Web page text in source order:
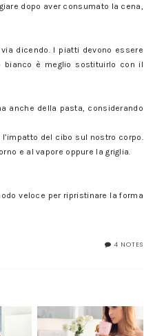
dopo aver consumato la cena,
dicendo. I piatti devono essere
bianco è meglio sostituirlo con il
anche della pasta, considerando
del cibo sul nostro corpo.
e al vapore oppure la griglia.
veloce per ripristinare la forma
4 NOTES